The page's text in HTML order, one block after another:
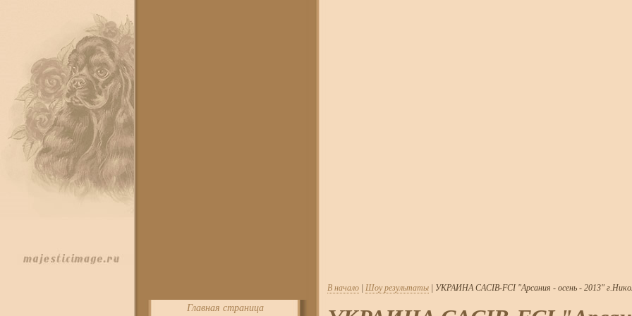
Главная страница
В начало Шоу результаты | УКРАИНА CACIB-FCI "Арсания - осень - 2013"